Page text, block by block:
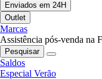
Enviados em 24H
Outlet
Marcas
Assistência pós-venda na
Pesquisar
Saldos
Especial Verão